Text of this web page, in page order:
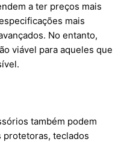
a ter preços mais
mais
No entanto,
viável para aqueles que
também podem
protetoras, teclados